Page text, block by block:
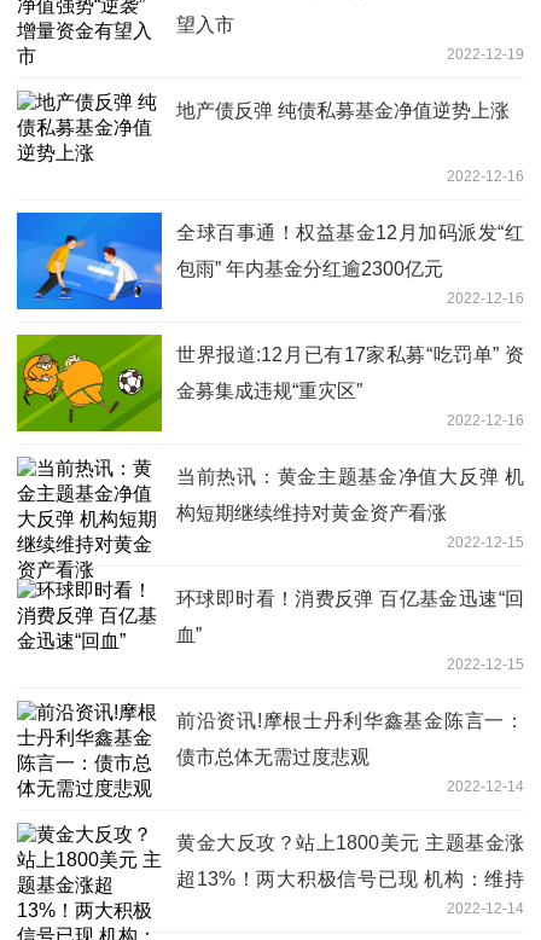
望入市
2022-12-19
地产债反弹 纯债私募基金净值逆势上涨
2022-12-16
全球百事通！权益基金12月加码派发“红
包雨” 年内基金分红逾2300亿元
2022-12-16
世界报道:12月已有17家私募“吃罚单” 资
金募集成违规“重灾区”
2022-12-16
当前热讯：黄金主题基金净值大反弹 机
构短期继续维持对黄金资产看涨
2022-12-15
环球即时看！消费反弹 百亿基金迅速“回
血”
2022-12-15
前沿资讯!摩根士丹利华鑫基金陈言一：
债市总体无需过度悲观
2022-12-14
黄金大反攻？站上1800美元 主题基金涨
超13%！两大积极信号已现 机构：维持
2022-12-14